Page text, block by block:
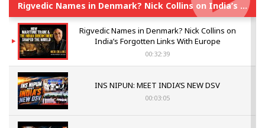
Rigvedic Names in Denmark? Nick Collins on India’s Forgotten Links With Europe
Rigvedic Names in Denmark? Nick Collins on
India’s Forgotten Links With Europe
00:32:39
INS NIPUN: MEET INDIA’S NEW DSV
00:03:05